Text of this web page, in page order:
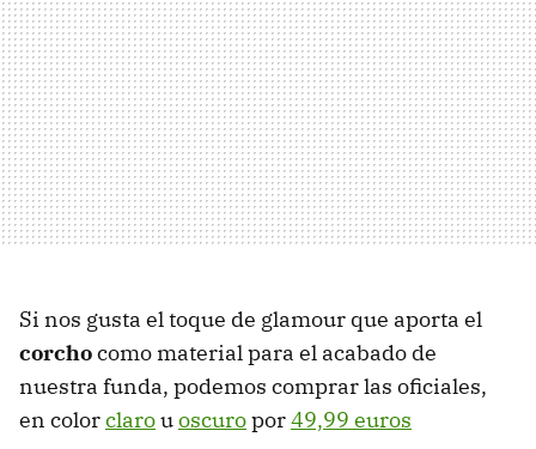
Si nos gusta el toque de glamour que aporta el
corchocomo material para el acabado de
nuestra funda, podemos comprar las oficiales,
en colorclarouoscuropor49,99 euros